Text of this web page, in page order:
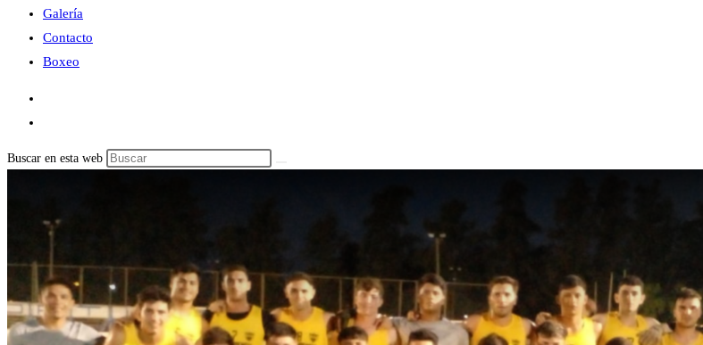
Galería
Contacto
Boxeo
Buscar en esta web